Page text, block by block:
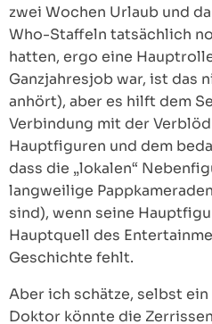
zwei Wochen Urlaub und
Who-Staffeln tatsächlich
hatten, ergo eine
Ganzjahresjob war, ist das
anhört), aber es hilft dem
Verbindung mit der
Hauptfiguren und dem
dass die „lokalen“
langweilige
sind), wenn seine
Hauptquell des
Geschichte fehlt.
Aber ich schätze, selbst
Doktor könnte die